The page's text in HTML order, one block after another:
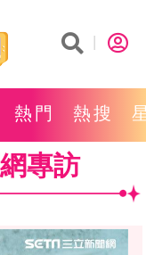
熱門 熱搜
專訪